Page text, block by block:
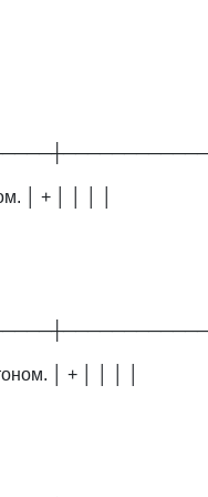
│ + │ │ │ │
│ + │ │ │ │